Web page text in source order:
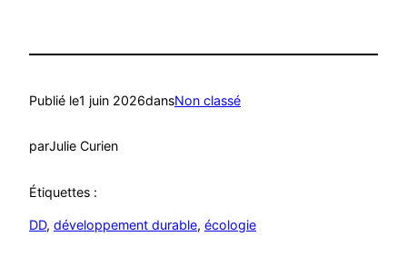
Publié le1 juin 2026dansNon classé
parJulie Curien
Étiquettes :
DD, développement durable, écologie